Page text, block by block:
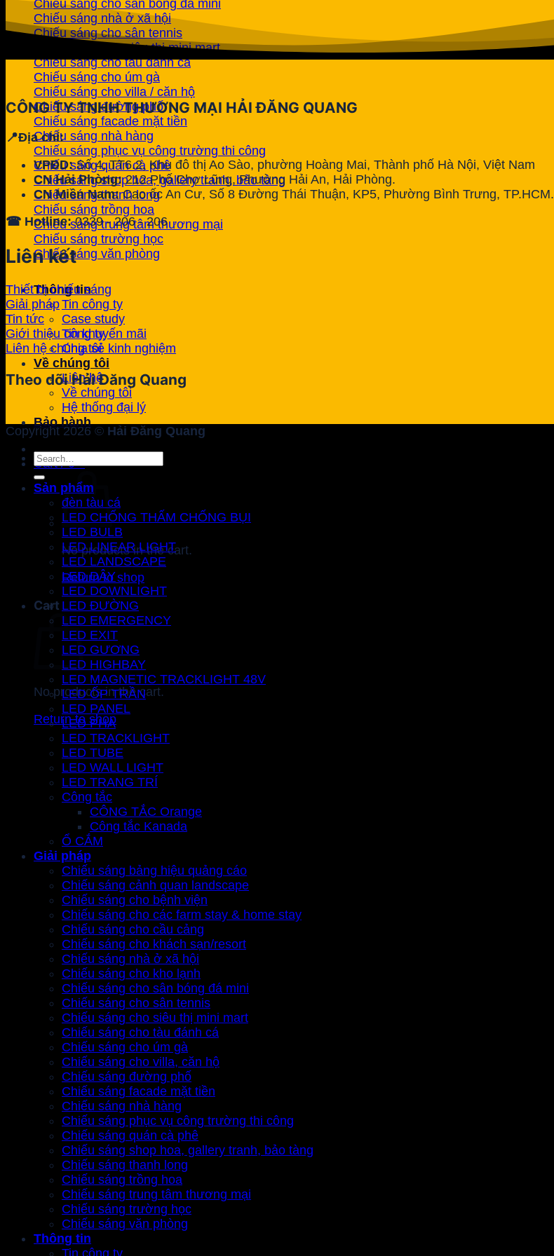
Chiếu sáng cho sân bóng đá mini
Chiếu sáng nhà ở xã hội
Chiếu sáng cho sân tennis
Chiếu sáng cho siêu thị mini mart
Chiếu sáng cho tàu đánh cá
Chiếu sáng cho úm gà
Chiếu sáng cho villa / căn hộ
Chiếu sáng đường phố
Chiếu sáng facade mặt tiền
Chiếu sáng nhà hàng
Chiếu sáng phục vụ công trường thi công
Chiếu sáng quán cà phê
Chiếu sáng shop hoa, gallery tranh, bảo tàng
Chiếu sáng thanh long
Chiếu sáng trồng hoa
Chiếu sáng trung tâm thương mại
Chiếu sáng trường học
Chiếu sáng văn phòng
Thông tin
Tin công ty
Case study
Tin khuyến mãi
Chia sẻ kinh nghiệm
Về chúng tôi
Liên hệ
Về chúng tôi
Hệ thống đại lý
Bảo hành
Cart /0₫
No products in the cart.
Return to shop
Cart
No products in the cart.
Return to shop
CÔNG TY TNHH THƯƠNG MẠI HẢI ĐĂNG QUANG
📍Địa chỉ:
VPĐD:Số 4, TT6.2, Khu đô thị Ao Sào, phường Hoàng Mai, Thành phố Hà Nội, Việt Nam
CN Hải Phòng:212 Phố Chợ Lũng, Phường Hải An, Hải Phòng.
CN Miền Nam:Cao ốc An Cư, Số 8 Đường Thái Thuận, KP5, Phường Bình Trưng, TP.HCM.
☎ Hotline:0339 - 206 - 206
Liên kết
Thiết bị chiếu sáng
Giải pháp
Tin tức
Giới thiệu công ty
Liên hệ chúng tôi
Theo dõi Hải Đăng Quang
Copyright 2026 © Hải Đăng Quang
Search
for:
Sản phẩm
đèn tàu cá
LED CHỐNG THẤM CHỐNG BỤI
LED BULB
LED LINEAR LIGHT
LED LANDSCAPE
LED DÂY
LED DOWNLIGHT
LED ĐƯỜNG
LED EMERGENCY
LED EXIT
LED GƯƠNG
LED HIGHBAY
LED MAGNETIC TRACKLIGHT 48V
LED ỐP TRẦN
LED PANEL
LED PHA
LED TRACKLIGHT
LED TUBE
LED WALL LIGHT
LED TRANG TRÍ
Công tắc
CÔNG TẮC Orange
Công tắc Kanada
Ổ CẮM
Giải pháp
Chiếu sáng bảng hiệu quảng cáo
Chiếu sáng cảnh quan landscape
Chiếu sáng cho bệnh viện
Chiếu sáng cho các farm stay & home stay
Chiếu sáng cho cầu cảng
Chiếu sáng cho khách sạn/resort
Chiếu sáng nhà ở xã hội
Chiếu sáng cho kho lạnh
Chiếu sáng cho sân bóng đá mini
Chiếu sáng cho sân tennis
Chiếu sáng cho siêu thị mini mart
Chiếu sáng cho tàu đánh cá
Chiếu sáng cho úm gà
Chiếu sáng cho villa, căn hộ
Chiếu sáng đường phố
Chiếu sáng facade mặt tiền
Chiếu sáng nhà hàng
Chiếu sáng phục vụ công trường thi công
Chiếu sáng quán cà phê
Chiếu sáng shop hoa, gallery tranh, bảo tàng
Chiếu sáng thanh long
Chiếu sáng trồng hoa
Chiếu sáng trung tâm thương mại
Chiếu sáng trường học
Chiếu sáng văn phòng
Thông tin